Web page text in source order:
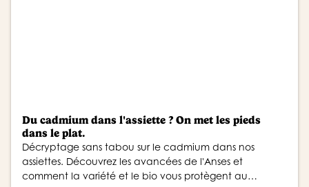
Du cadmium dans l'assiette ? On met les pieds
dans le plat.
Décryptage sans tabou sur le cadmium dans nos
assiettes. Découvrez les avancées de l'Anses et
comment la variété et le bio vous protègent au